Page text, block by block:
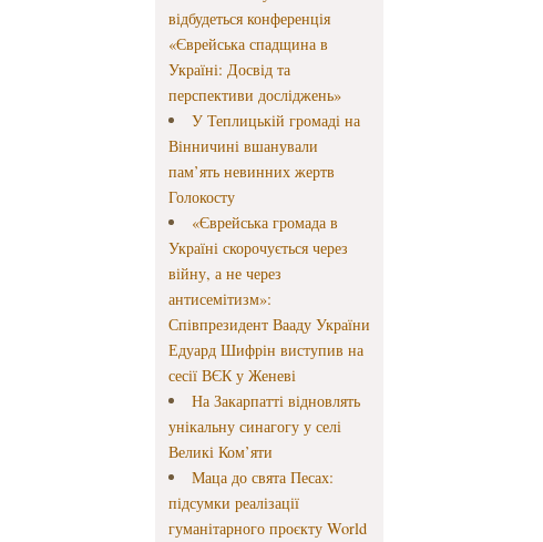
відбудеться конференція
«Єврейська спадщина в
Україні: Досвід та
перспективи досліджень»
У Теплицькій громаді на
Вінничині вшанували
пам’ять невинних жертв
Голокосту
«Єврейська громада в
Україні скорочується через
війну, а не через
антисемітизм»:
Співпрезидент Вааду України
Едуард Шифрін виступив на
сесії ВЄК у Женеві
На Закарпатті відновлять
унікальну синагогу у селі
Великі Ком’яти
Маца до свята Песах:
підсумки реалізації
гуманітарного проєкту World